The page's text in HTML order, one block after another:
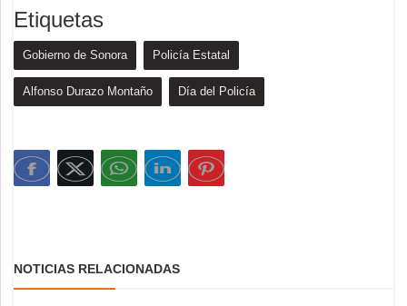
Etiquetas
Gobierno de Sonora Policía Estatal
Alfonso Durazo Montaño Día del Policía
NOTICIAS RELACIONADAS